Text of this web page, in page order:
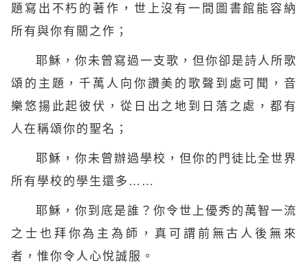
題寫出不朽的著作，世上沒有一間圖書館能容納
所有與你有關之作；
耶穌，你未曾寫過一支歌，但你卻是詩人所歌
頌的主題，千萬人向你讚美的歌聲到處可聞，音
樂悠揚此起彼伏，從日出之地到日落之處，都有
人在稱頌你的聖名；
耶穌，你未曾辦過學校，但你的門徒比全世界
所有學校的學生還多……
耶穌，你到底是誰？你令世上優秀的萬智一流
之士也拜你為主為師，真可謂前無古人後無來
者，惟你令人心悅誠服。